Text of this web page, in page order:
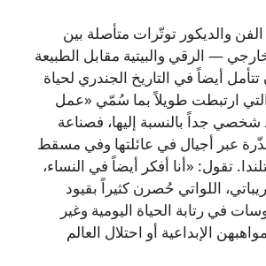
والديكور توتّرات متأصلة بين
— الرقي والبيتية مقابل الطبيعة
أيضاً في التاريخ الجندري لحياة
ارتبطت طويلاً بما سُمّي «عمل
شخصي جداً بالنسبة إليها، فصناعة
عبر أجيال في عائلتها وفي مسقط
تقول: «أنا أفكر أيضاً في النساء،
اللواتي حُصرن كثيراً بقيود
في رتابة الحياة اليومية وغير
الإبداعية أو احتلال العالم